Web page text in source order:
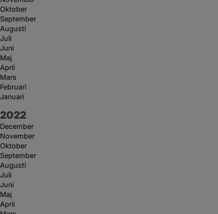
Oktober
September
Augusti
Juli
Juni
Maj
April
Mars
Februari
Januari
År:
2022
December
November
Oktober
September
Augusti
Juli
Juni
Maj
April